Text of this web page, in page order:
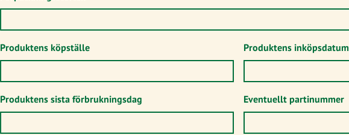
Produktens köpställe Produktens inköpsdatum
Produktens sista förbrukningsdag Eventuellt partinummer